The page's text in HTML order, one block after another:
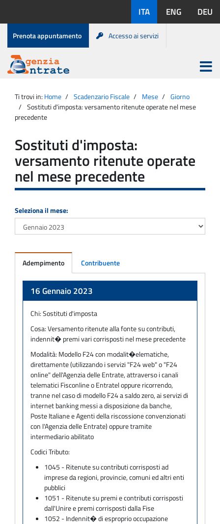
contenuto
disponibili:
ITA ENG DEU
Menu
di
servizio
Prenota appuntamento Accesso ai servizi
Agenzia
Entrate
Apri
menu
principale
Ti trovi in: Home Scadenzario Fiscale Mese
Giorno
Sostituti d'imposta: versamento ritenute operate nel mese
precedente
Sostituti d'imposta:
versamento ritenute operate
nel mese precedente
Seleziona il mese:
Adempimento Contribuente
16 Gennaio 2023
Chi:Sostituti d'imposta
Cosa:Versamento ritenute alla fonte su contributi,
indennit� premi vari corrisposti nel mese precedente
Modalità: Modello F24 con modalit�elematiche,
direttamente (utilizzando i servizi "F24 web" o "F24
online" dell'Agenzia delle Entrate, attraverso i canali
telematici Fisconline o Entratel oppure ricorrendo,
tranne nel caso di modello F24 a saldo zero, ai servizi di
internet banking messi a disposizione da banche,
Poste Italiane e Agenti della riscossione convenzionati
con l'Agenzia delle Entrate) oppure tramite
intermediario abilitato
Codici Tributo:
1045 - Ritenute su contributi corrisposti ad
imprese da regioni, provincie, comuni ed altri enti
pubblici
1051 - Ritenute su premi e contributi corrisposti
dall'Unire e premi corrisposti dalla Fise
1052 - Indennit� di esproprio occupazione